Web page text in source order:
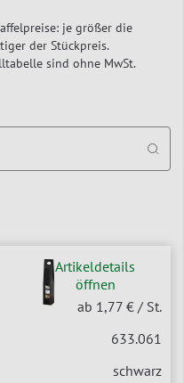
je größer die
der Stückpreis.
sind ohne MwSt.
Artikeldetails
öffnen
ab 1,77 € / St.
633.061
schwarz